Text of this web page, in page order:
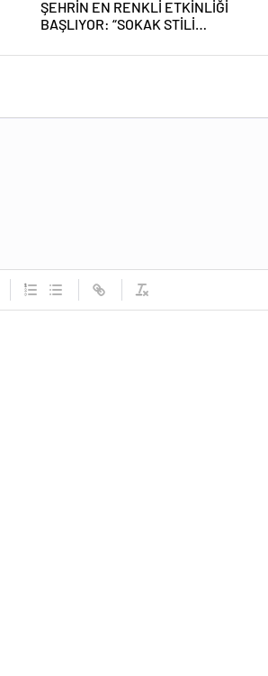
ŞEHRİN EN RENKLİ ETKİNLİĞİ
BAŞLIYOR: “SOKAK STİLİ
GAZİOSMANPAŞA’DA YAŞANACAK